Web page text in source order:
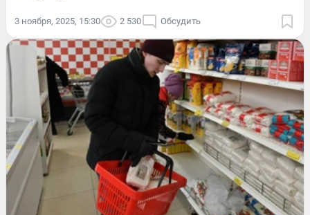
3 ноября, 2025, 15:30 2 530 Обсудить